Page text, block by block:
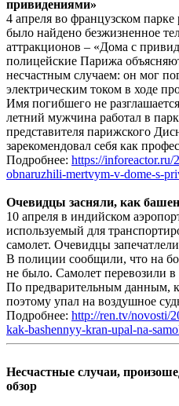
привидениями»
4 апреля во французском
было найдено безжизненное
аттракционов – «Дома с
полицейские Парижа
несчастным случаем: он мог
электрическим током в ходе
Имя погибшего не
летний мужчина работал в
представителя парижского
зарекомендовал себя как
Подробнее: https://inforeactor.ru/
obnaruzhili-mertvym-v-dome-s-
Очевидцы засняли, как
10 апреля в индийском
используемый для
самолет. Очевидцы
В полиции сообщили, что на
не было. Самолет перевозили
По предварительным данным,
поэтому упал на воздушное
Подробнее: http://ren.tv/novosti/
kak-bashennyy-kran-upal-na-
Несчастные случаи,
обзор